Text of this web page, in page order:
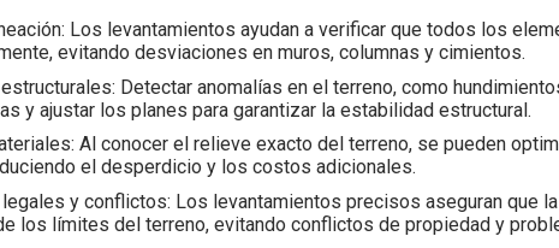
: Los levantamientos ayudan a verificar que todos los
evitando desviaciones en muros, columnas y cimientos.
: Detectar anomalías en el terreno, como
y ajustar los planes para garantizar la estabilidad estructural.
: Al conocer el relieve exacto del terreno, se pueden
el desperdicio y los costos adicionales.
y conflictos: Los levantamientos precisos aseguran que
los límites del terreno, evitando conflictos de propiedad y